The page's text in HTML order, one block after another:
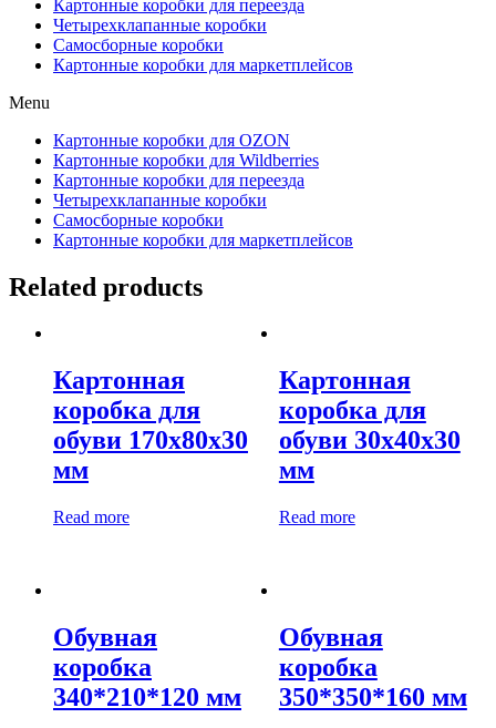
Картонные коробки для переезда
Четырехклапанные коробки
Самосборные коробки
Картонные коробки для маркетплейсов
Menu
Картонные коробки для OZON
Картонные коробки для Wildberries
Картонные коробки для переезда
Четырехклапанные коробки
Самосборные коробки
Картонные коробки для маркетплейсов
Related products
Картонная
коробка для
обуви 170х80х30
мм
Read more
Картонная
коробка для
обуви 30х40х30
мм
Read more
Обувная
коробка
340*210*120 мм
Обувная
коробка
350*350*160 мм